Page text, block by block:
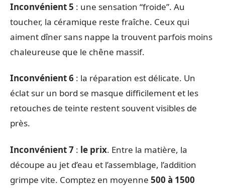
Inconvénient 5 : une sensation “froide”. Au
toucher, la céramique reste fraîche. Ceux qui
aiment dîner sans nappe la trouvent parfois moins
chaleureuse que le chêne massif.
Inconvénient 6 : la réparation est délicate. Un
éclat sur un bord se masque difficilement et les
retouches de teinte restent souvent visibles de
près.
Inconvénient 7 : le prix. Entre la matière, la
découpe au jet d’eau et l’assemblage, l’addition
grimpe vite. Comptez en moyenne 500 à 1500